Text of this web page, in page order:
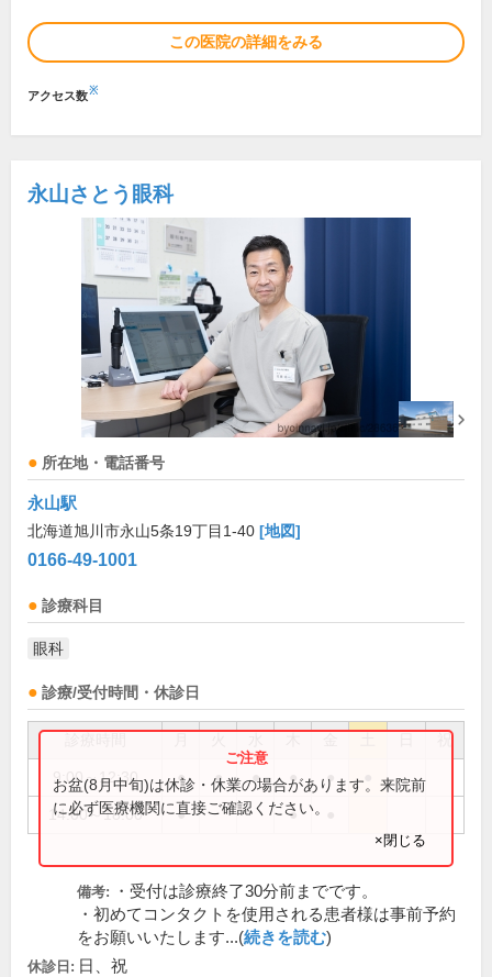
この医院の詳細をみる
アクセス数※
永山さとう眼科
所在地・電話番号
永山駅
北海道旭川市永山5条19丁目1-40 [地図]
0166-49-1001
診療科目
眼科
診療/受付時間・休診日
祝
9:00～12:30 ● ● ● ● ●
14:00～18:00 ● ●
お盆(8月中旬)は休診・休業の場合があります。来院前
に必ず医療機関に直接ご確認ください。
×閉じる
備考:
・受付は診療終了30分前までです。
・初めてコンタクトを使用される患者様は事前予約
をお願いいたします...(続きを読む)
休診日: 日、祝